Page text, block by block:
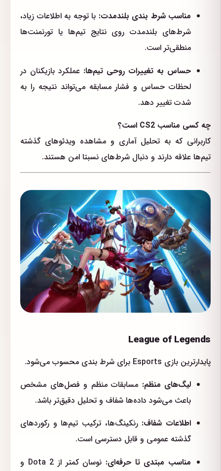
مناسب شرط بندی بلندمدت: با توجه به اطلاعات زیاد،
شرط‌های بلندمدت روی نتایج تیم‌ها یا تورنمنت‌ها
منطقی‌تر است.
حساس به تغییرات روحی تیم‌ها: عملکرد بازیکنان در
لحظات حساس و فشار مسابقه می‌تواند نتیجه را به
شدت تغییر دهد.
چه کسی مناسب CS2 است؟
کاربرانی که به تحلیل آماری و مشاهده ویدئوهای گذشته
تیم‌ها علاقه دارند و دنبال شرط‌های نسبتا امن هستند.
League of Legends
پایدارترین بازی Esports برای شرط بندی محسوب می‌شود.
لیگ‌های منظم: مسابقات منظم و فصل‌های مشخص
باعث می‌شود داده‌ها شفاف و تحلیل دقیق‌تر باشد.
اطلاعات شفاف: رنکینگ‌ها، ترکیب تیم‌ها و رکوردهای
گذشته عمومی و قابل دسترسی است.
مناسب مبتدی تا حرفه‌ای:
نوسان کمتر از Dota 2 و